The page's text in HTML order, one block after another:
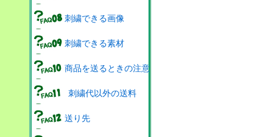
刺繍できる画像
刺繍できる素材
商品を送るときの注意
刺繍代以外の送料
送り先